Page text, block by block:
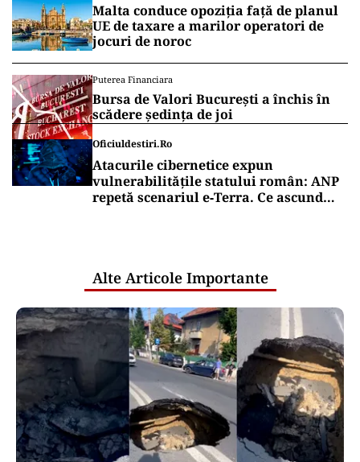
Malta conduce opoziția față de planul
UE de taxare a marilor operatori de
jocuri de noroc
Puterea Financiara
Bursa de Valori București a închis în
scădere ședința de joi
Oficiuldestiri.ro
Atacurile cibernetice expun
vulnerabilitățile statului român: ANP
repetă scenariul e‑Terra. Ce ascund
Alte Articole Importante